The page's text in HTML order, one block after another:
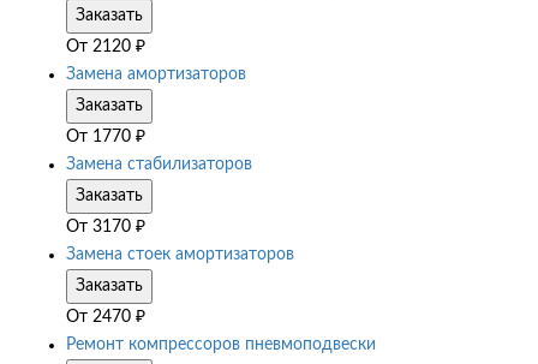
Заказать
От 2120 ₽
Замена амортизаторов
Заказать
От 1770 ₽
Замена стабилизаторов
Заказать
От 3170 ₽
Замена стоек амортизаторов
Заказать
От 2470 ₽
Ремонт компрессоров пневмоподвески